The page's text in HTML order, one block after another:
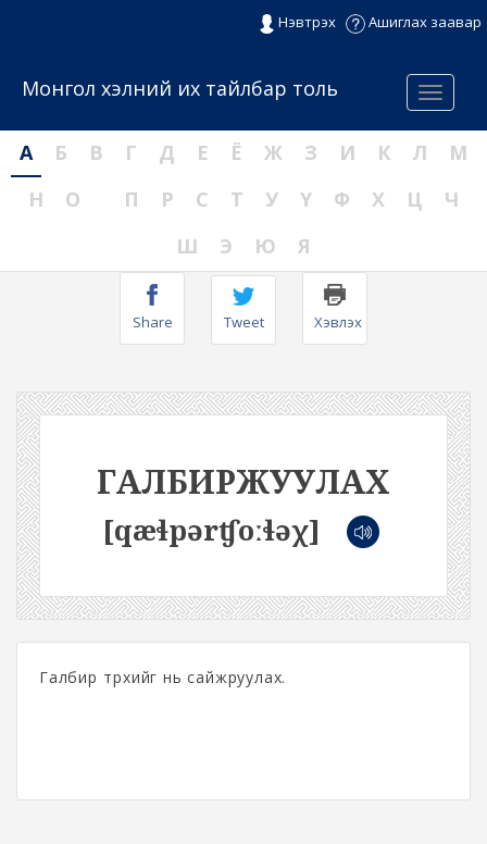
Нэвтрэх Ашиглах заавар
Menu
Монгол хэлний их тайлбар толь
А Б В Г Д Е Ё Ж З И К Л
М
Н
О П Р С Т У Ү Ф Х Ц
Ч
Ш
Э Ю Я
Share Tweet Хэвлэх
ГАЛБИРЖУУЛАХ
[qæɬpərʧoːɬəχ]
Галбир төрхийг нь сайжруулах.